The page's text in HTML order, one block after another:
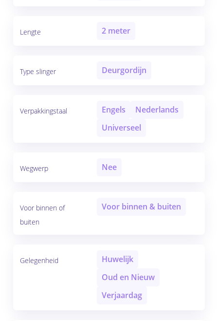
Lengte 2 meter
Type slinger Deurgordijn
Verpakkingstaal Engels
Nederlands
Universeel
Wegwerp Nee
Voor binnen of
buiten
Voor binnen & buiten
Gelegenheid
Huwelijk
Oud en Nieuw
Verjaardag